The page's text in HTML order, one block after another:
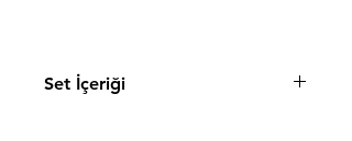
Set İçeriği